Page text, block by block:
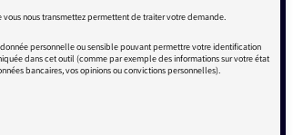
vous nous transmettez permettent de traiter votre demande.
personnelle ou sensible pouvant permettre votre identification
dans cet outil (comme par exemple des informations sur votre état
bancaires, vos opinions ou convictions personnelles).